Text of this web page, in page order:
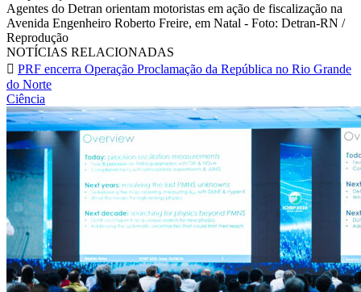
Agentes do Detran orientam motoristas em ação de fiscalização na
Avenida Engenheiro Roberto Freire, em Natal - Foto: Detran-RN /
Reprodução
NOTÍCIAS RELACIONADAS
PRF encerra Operação Proclamação da República no Rio Grande
do Norte
Ciência